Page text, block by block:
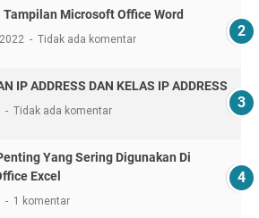
Tampilan Microsoft Office Word
Tidak ada komentar
IP ADDRESS DAN KELAS IP ADDRESS
Tidak ada komentar
Yang Sering Digunakan Di
Excel
1 komentar